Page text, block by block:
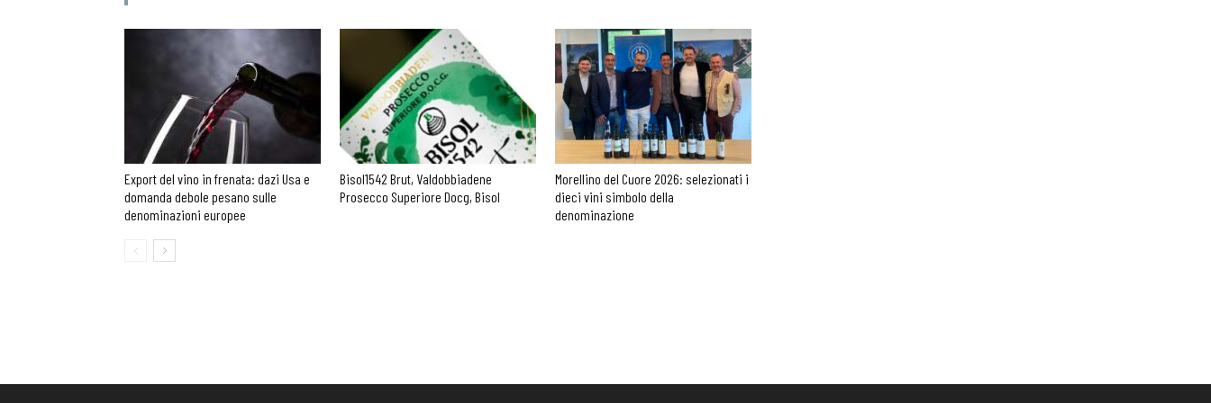
Export del vino in frenata: dazi Usa e
domanda debole pesano sulle
denominazioni europee
Bisol1542 Brut, Valdobbiadene
Prosecco Superiore Docg, Bisol
Morellino del Cuore 2026: selezionati i
dieci vini simbolo della
denominazione